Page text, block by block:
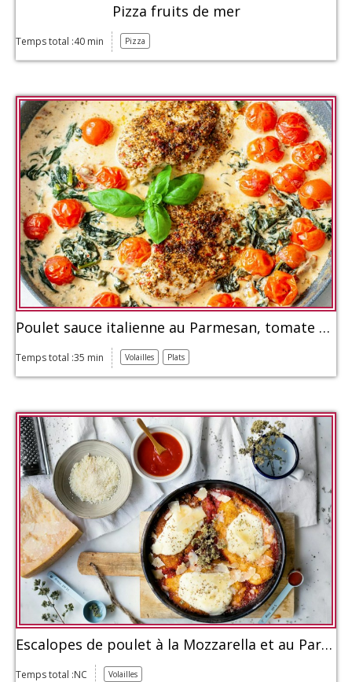
Pizza fruits de mer
Temps total :40 min Pizza
Poulet sauce italienne au Parmesan, tomate et épinards
Temps total :35 min Volailles Plats
Escalopes de poulet à la Mozzarella et au Parmesan
Temps total :NC Volailles